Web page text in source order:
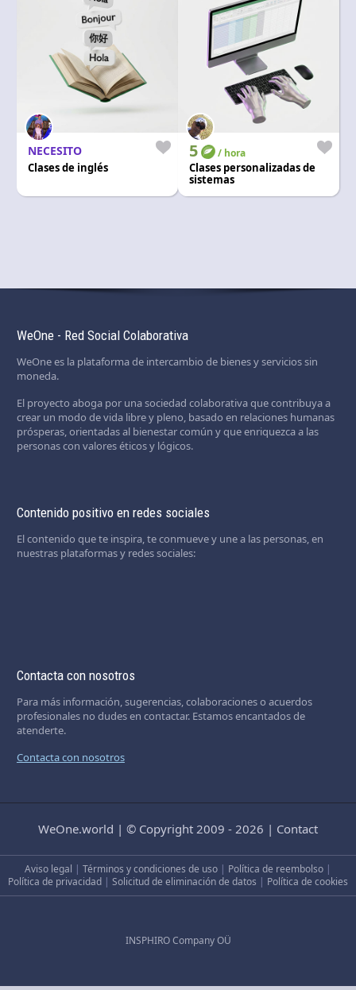
NECESITO
Clases de inglés
5 / hora
Clases personalizadas de
sistemas
WeOne - Red Social Colaborativa
WeOne es la plataforma de intercambio de bienes y servicios sin
moneda.
El proyecto aboga por una sociedad colaborativa que contribuya a
crear un modo de vida libre y pleno, basado en relaciones humanas
prósperas, orientadas al bienestar común y que enriquezca a las
personas con valores éticos y lógicos.
Contenido positivo en redes sociales
El contenido que te inspira, te conmueve y une a las personas, en
nuestras plataformas y redes sociales:
Contacta con nosotros
Para más información, sugerencias, colaboraciones o acuerdos
profesionales no dudes en contactar. Estamos encantados de
atenderte.
Contacta con nosotros
WeOne.world | © Copyright 2009 - 2026 | Contact
Aviso legal | Términos y condiciones de uso | Política de reembolso |
Política de privacidad | Solicitud de eliminación de datos | Política de cookies
INSPHIRO Company OÜ